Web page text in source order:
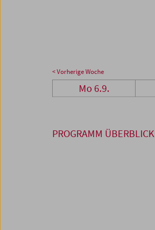
< Vorherige Woche
Mo 6.9.
PROGRAMM ÜBERBLICK